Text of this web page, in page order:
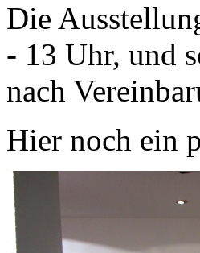
Die
- 13 Uhr, und
nach
Hier noch ein